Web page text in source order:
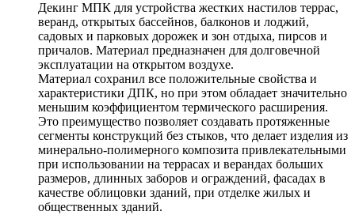
Декинг МПК для устройства жестких настилов террас,
веранд, открытых бассейнов, балконов и лоджий,
садовых и парковых дорожек и зон отдыха, пирсов и
причалов. Материал предназначен для долговечной
эксплуатации на открытом воздухе.
Материал сохранил все положительные свойства и
характеристики ДПК, но при этом обладает значительно
меньшим коэффициентом термического расширения.
Это преимущество позволяет создавать протяженные
сегменты конструкций без стыков, что делает изделия из
минерально-полимерного композита привлекательными
при использовании на террасах и верандах больших
размеров, длинных заборов и ограждений, фасадах в
качестве облицовки зданий, при отделке жилых и
общественных зданий.